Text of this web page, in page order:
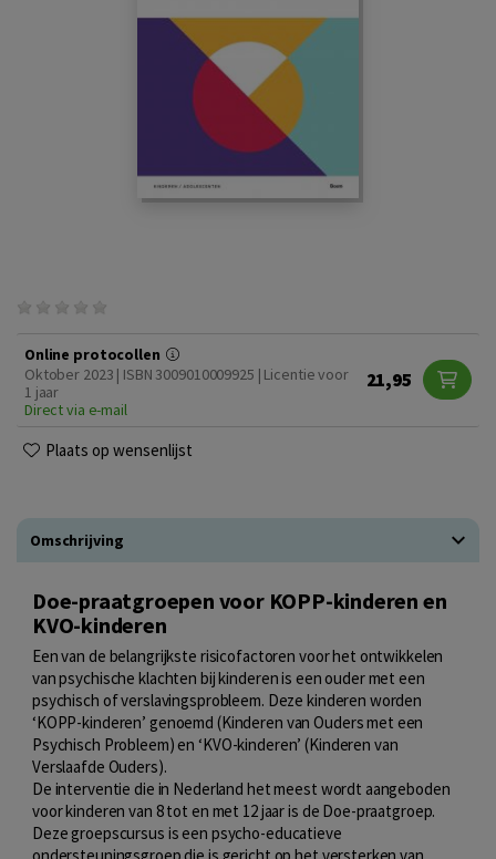
Online protocollen
Oktober 2023 | ISBN 3009010009925 | Licentie voor
1 jaar
Direct via e-mail
21,95
Plaats op wensenlijst
Omschrijving
Doe-praatgroepen voor KOPP-kinderen en
KVO-kinderen
Een van de belangrijkste risicofactoren voor het ontwikkelen
van psychische klachten bij kinderen is een ouder met een
psychisch of verslavingsprobleem. Deze kinderen worden
‘KOPP-kinderen’ genoemd (Kinderen van Ouders met een
Psychisch Probleem) en ‘KVO-kinderen’ (Kinderen van
Verslaafde Ouders).
De interventie die in Nederland het meest wordt aangeboden
voor kinderen van 8 tot en met 12 jaar is de Doe-praatgroep.
Deze groepscursus is een psycho-educatieve